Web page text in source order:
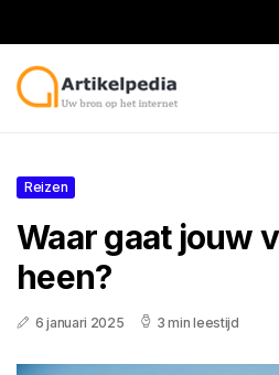
Reizen
Waar gaat jouw
heen?
6 januari 2025 3 min leestijd